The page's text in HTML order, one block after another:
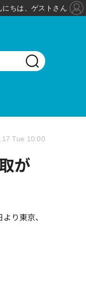
が
り東京、
Tue 10:00
にちは、ゲストさん